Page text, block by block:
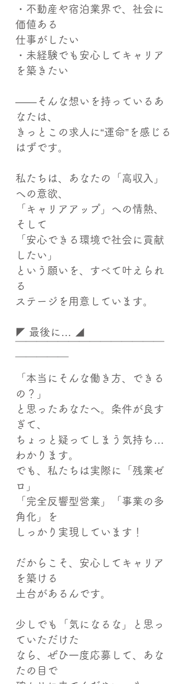
・不動産や宿泊業界で、社会に
価値ある
仕事がしたい
・未経験でも安心してキャリア
を築きたい
――そんな想いを持っているあ
なたは、
きっとこの求人に“運命”を感じる
はずです。
私たちは、あなたの「高収入」
への意欲、
「キャリアアップ」への情熱、
そして
「安心できる環境で社会に貢献
したい」
という願いを、すべて叶えられ
る
ステージを用意しています。
◤ 最後に… ◢
「本当にそんな働き方、できる
の？」
と思ったあなたへ。条件が良す
ぎて、
ちょっと疑ってしまう気持ち…
わかります。
でも、私たちは実際に「残業ゼ
ロ」
「完全反響型営業」「事業の多
角化」を
しっかり実現しています！
だからこそ、安心してキャリア
を築ける
土台があるんです。
少しでも「気になるな」と思っ
ていただけた
なら、ぜひ一度応募して、あな
たの目で